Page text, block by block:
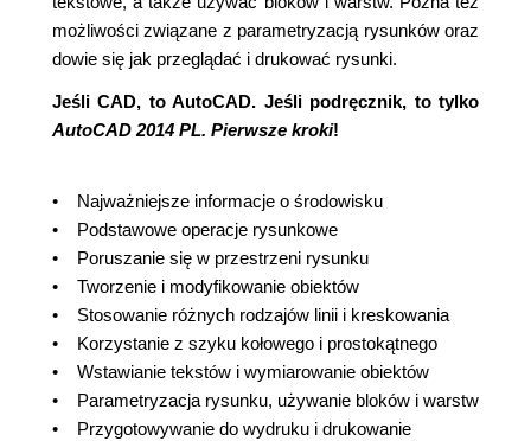
możliwości związane z parametryzacją rysunków oraz
dowie się jak przeglądać i drukować rysunki.
Jeśli CAD, to AutoCAD. Jeśli podręcznik, to tylko
AutoCAD 2014 PL. Pierwsze kroki!
• Najważniejsze informacje o środowisku
• Podstawowe operacje rysunkowe
• Poruszanie się w przestrzeni rysunku
• Tworzenie i modyfikowanie obiektów
• Stosowanie różnych rodzajów linii i kreskowania
• Korzystanie z szyku kołowego i prostokątnego
• Wstawianie tekstów i wymiarowanie obiektów
• Parametryzacja rysunku, używanie bloków i warstw
• Przygotowywanie do wydruku i drukowanie